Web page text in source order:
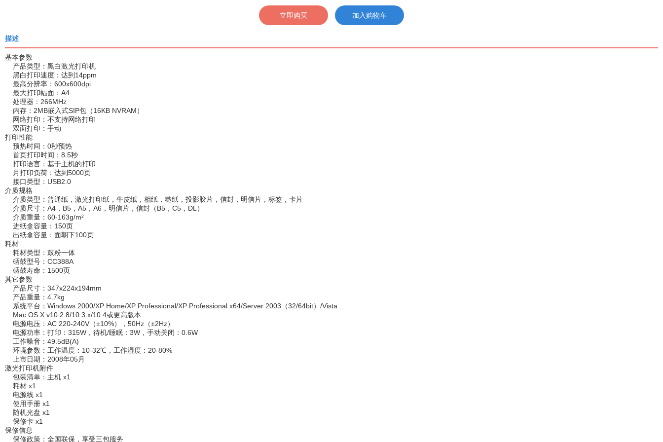
描述
基本参数
产品类型：黑白激光打印机
黑白打印速度：达到14ppm
最高分辨率：600x600dpi
最大打印幅面：A4
处理器：266MHz
内存：2MB嵌入式SIP包（16KB NVRAM）
网络打印：不支持网络打印
双面打印：手动
打印性能
预热时间：0秒预热
首页打印时间：8.5秒
打印语言：基于主机的打印
月打印负荷：达到5000页
接口类型：USB2.0
介质规格
介质类型：普通纸，激光打印纸，牛皮纸，相纸，糙纸，投影胶片，信封，明信片，标签，卡片
介质尺寸：A4，B5，A5，A6，明信片，信封（B5，C5，DL）
介质重量：60-163g/m²
进纸盒容量：150页
出纸盒容量：面朝下100页
耗材
耗材类型：鼓粉一体
硒鼓型号：CC388A
硒鼓寿命：1500页
其它参数
产品尺寸：347x224x194mm
产品重量：4.7kg
系统平台：Windows 2000/XP Home/XP Professional/XP Professional x64/Server 2003（32/64bit）/Vista
Mac OS X v10.2.8/10.3.x/10.4或更高版本
电源电压：AC 220-240V（±10%），50Hz（±2Hz）
电源功率：打印：315W，待机/睡眠：3W，手动关闭：0.6W
工作噪音：49.5dB(A)
环境参数：工作温度：10-32℃，工作湿度：20-80%
上市日期：2008年05月
激光打印机附件
包装清单：主机 x1
耗材 x1
电源线 x1
使用手册 x1
随机光盘 x1
保修卡 x1
保修信息
保修政策：全国联保，享受三包服务